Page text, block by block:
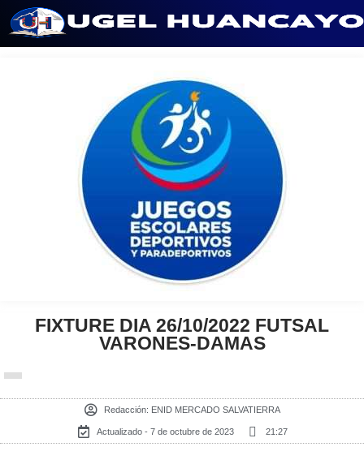
FIXTURE DIA 26/10/2022 FUTSAL
VARONES-DAMAS
Redacción: ENID MERCADO SALVATIERRA
Actualizado - 7 de octubre de 2023 21:27